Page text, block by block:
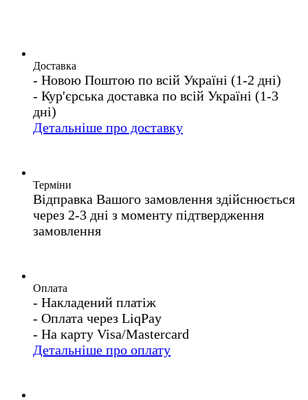
Доставка
- Новою Поштою по всій Україні (1-2 дні)
- Кур'єрська доставка по всій Україні (1-3
дні)
Детальніше про доставку
Терміни
Відправка Вашого замовлення здійснюється
через 2-3 дні з моменту підтвердження
замовлення
Оплата
- Накладений платіж
- Оплата через LiqPay
- На карту Visa/Mastercard
Детальніше про оплату